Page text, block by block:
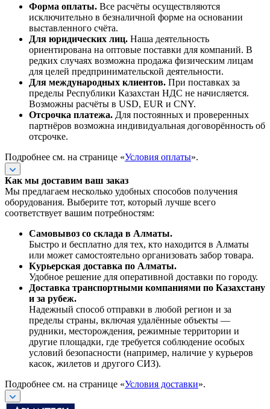
Форма оплаты. Все расчёты осуществляются
исключительно в безналичной форме на основании
выставленного счёта.
Для юридических лиц. Наша деятельность
ориентирована на оптовые поставки для компаний. В
редких случаях возможна продажа физическим лицам
для целей предпринимательской деятельности.
Для международных клиентов. При поставках за
пределы Республики Казахстан НДС не начисляется.
Возможны расчёты в USD, EUR и CNY.
Отсрочка платежа. Для постоянных и проверенных
партнёров возможна индивидуальная договорённость об
отсрочке.
Подробнее см. на странице «Условия оплаты».
Как мы доставим ваш заказ
Мы предлагаем несколько удобных способов получения
оборудования. Выберите тот, который лучше всего
соответствует вашим потребностям:
Самовывоз со склада в Алматы.
Быстро и бесплатно для тех, кто находится в Алматы
или может самостоятельно организовать забор товара.
Курьерская доставка по Алматы.
Удобное решение для оперативной доставки по городу.
Доставка транспортными компаниями по Казахстану
и за рубеж.
Надежный способ отправки в любой регион и за
пределы страны, включая удалённые объекты —
рудники, месторождения, режимные территории и
другие площадки, где требуется соблюдение особых
условий безопасности (например, наличие у курьеров
касок, жилетов и другого СИЗ).
Подробнее см. на странице «Условия доставки».